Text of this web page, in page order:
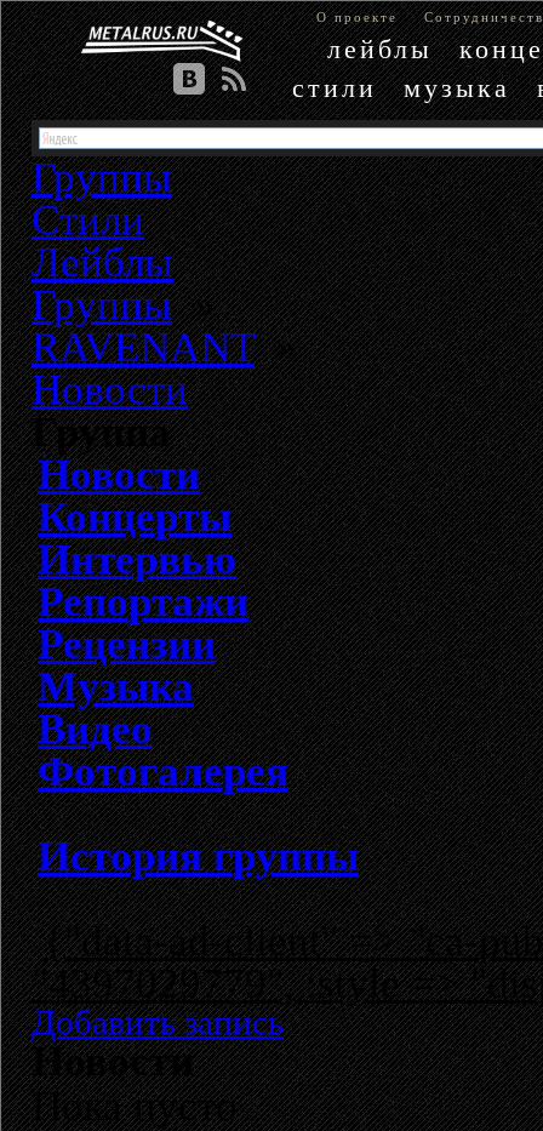
О проекте
лейблы
стили
музыка
Группы
Стили
Лейблы
Группы»
RAVENANT»
Новости
Группа
Новости
Концерты
Интервью
Репортажи
Рецензии
Музыка
Видео
Фотогалерея
История группы
{"data-ad-client" => "ca-
"4397029779", :style =>
Добавить запись
Новости
Пока пусто